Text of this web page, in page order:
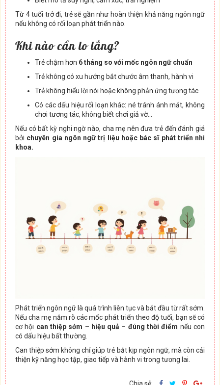
Từ 4 tuổi trở đi, trẻ sẽ gần như hoàn thiện khả năng ngôn ngữ
nếu không có rối loạn phát triển nào.
Khi nào cần lo lắng?
Trẻ chậm hơn 6 tháng so với mốc ngôn ngữ chuẩn
Trẻ không có xu hướng bắt chước âm thanh, hành vi
Trẻ không hiểu lời nói hoặc không phản ứng tương tác
Có các dấu hiệu rối loạn khác: né tránh ánh mắt, không
chơi tương tác, không biết chơi giả vờ…
Nếu có bất kỳ nghi ngờ nào, cha mẹ nên đưa trẻ đến đánh giá
bởi chuyên gia ngôn ngữ trị liệu hoặc bác sĩ phát triển nhi
khoa.
Phát triển ngôn ngữ là quá trình liên tục và bắt đầu từ rất sớm.
Nếu cha mẹ nắm rõ các mốc phát triển theo độ tuổi, bạn sẽ có
cơ hội can thiệp sớm – hiệu quả – đúng thời điểm nếu con
có dấu hiệu bất thường.
Can thiệp sớm không chỉ giúp trẻ bắt kịp ngôn ngữ, mà còn cải
thiện kỹ năng học tập, giao tiếp và hành vi trong tương lai.